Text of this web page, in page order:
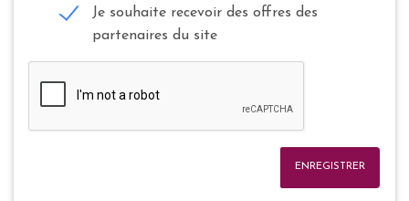
Je souhaite recevoir des offres des
partenaires du site
ENREGISTRER